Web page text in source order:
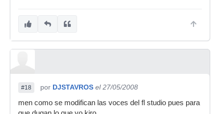
#18 por DJSTAVROS el 27/05/2008
men como se modifican las voces del fl studio pues para